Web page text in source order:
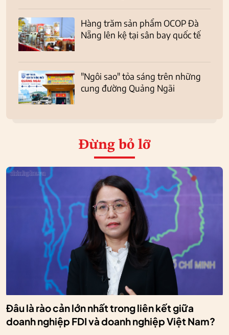
Hàng trăm sản phẩm OCOP Đà
Nẵng lên kệ tại sân bay quốc tế
"Ngôi sao" tỏa sáng trên những
cung đường Quảng Ngãi
Đừng bỏ lỡ
Đâu là rào cản lớn nhất trong liên kết giữa
doanh nghiệp FDI và doanh nghiệp Việt Nam?